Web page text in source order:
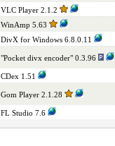
VLC Player 2.1.2
WinAmp 5.63
DivX for Windows 6.8.0.11
"Pocket divx encoder" 0.3.96
CDex 1.51
Gom Player 2.1.28
FL Studio 7.6